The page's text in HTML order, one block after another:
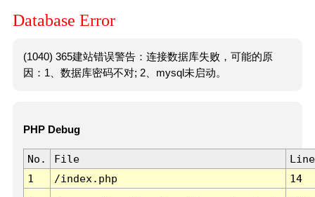
Database Error
(1040) 365建站错误警告：连接数据库失败，可能的原
因：1、数据库密码不对; 2、mysql未启动。
PHP Debug
No. File
Line
1
/index.php 14